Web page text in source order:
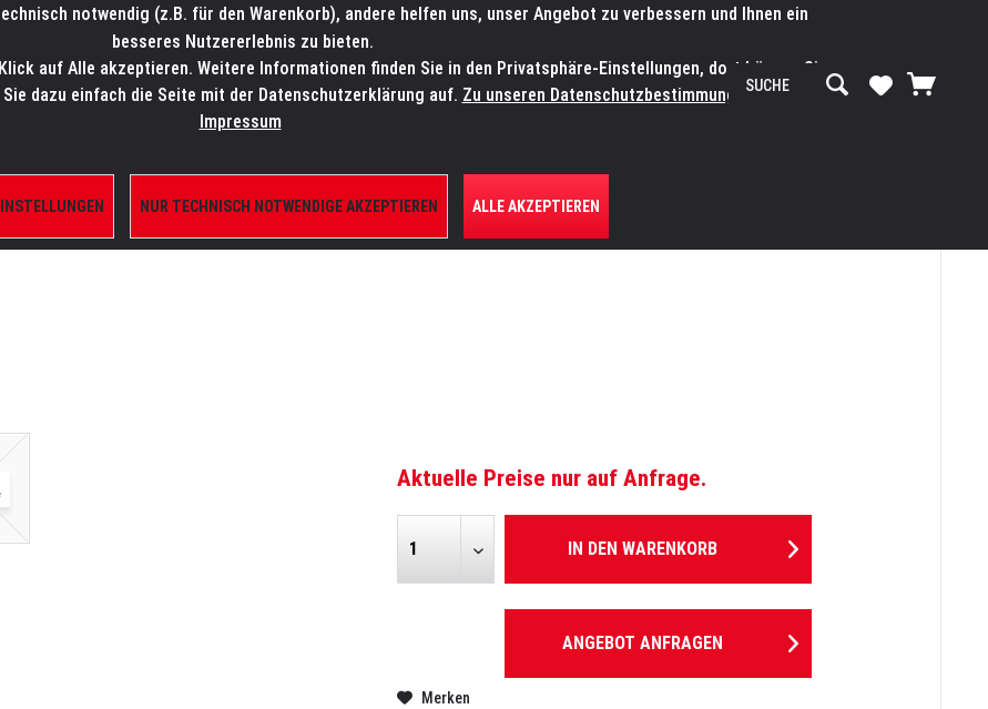
SALES-HOTLINE: +49 5451 5900-800 24/7: sales@lmp.de SERVICE-WERKSTATT Service/Hilfe
SHOP MARKEN AKTUELLES SERVICE ÜBER UNS
Aktuelle Preise nur auf Anfrage.
IN DEN WARENKORB
ANGEBOT ANFRAGEN
Merken
notwendig (z.B. für den Warenkorb), andere helfen uns, unser Angebot zu verbessern und Ihnen ein
besseres Nutzererlebnis zu bieten.
auf Alle akzeptieren. Weitere Informationen finden Sie in den Privatsphäre-Einstellungen, dort können Sie
dazu einfach die Seite mit der Datenschutzerklärung auf. Zu unseren Datenschutzbestimmungen. Zum
Impressum
NUR TECHNISCH NOTWENDIGE AKZEPTIEREN ALLE AKZEPTIEREN